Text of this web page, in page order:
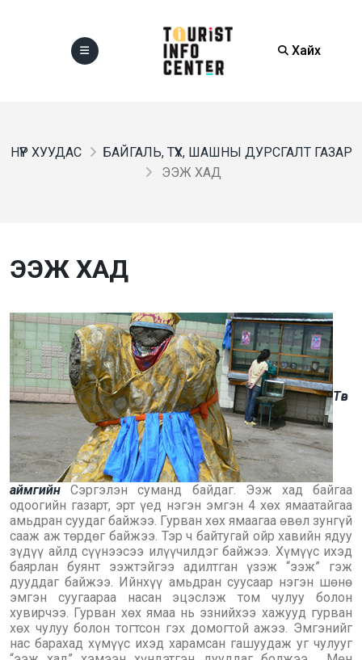
Хайх
НҮҮР ХУУДАС
БАЙГАЛЬ, ТҮҮХ, ШАШНЫ ДУРСГАЛТ ГАЗАР
ЭЭЖ ХАД
ЭЭЖ ХАД
Төв
аймгийн Сэргэлэн суманд байдаг. Ээж хад байгаа
одоогийн газарт, эрт үед нэгэн эмгэн 4 хөх ямаатайгаа
амьдран суудаг байжээ. Гурван хөх ямаагаа өвөл зунгүй
сааж аж төрдөг байжээ. Тэр ч байтугай ойр хавийн ядуу
зүдүү айлд сүүнээсээ илүүчилдэг байжээ. Хүмүүс ихэд
баярлан буянт ээжтэйгээ адилтган үзэж “ээж” гэж
дууддаг байжээ. Ийнхүү амьдран суусаар нэгэн шөнө
эмгэн суугаараа насан эцэслэж том чулуу болон
хувирчээ. Гурван хөх ямаа нь эзнийхээ хажууд гурван
хөх чулуу болон тогтсон гэх домогтой ажээ. Эмгэнийг
нас барахад хүмүүс ихэд харамсан гашуудаж уг чулууг